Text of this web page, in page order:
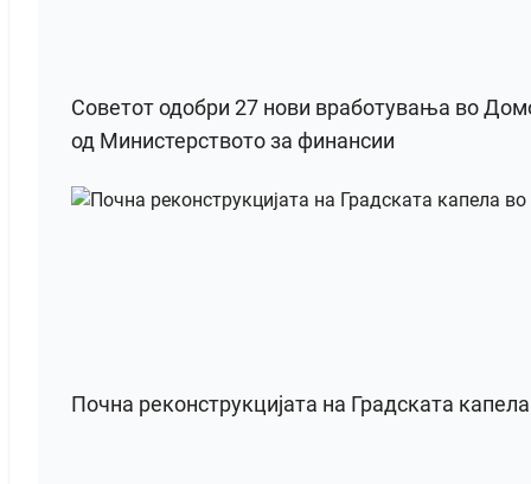
Советот одобри 27 нови вработувања во
од Министерството за финансии
Почна реконструкцијата на Градската